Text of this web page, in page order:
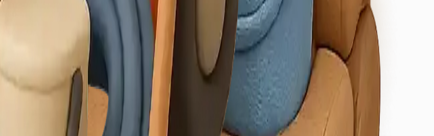
: Demirtaş Cumhuriyet mh, Bursa Sinpaş GYO Bursa/Osmangazi